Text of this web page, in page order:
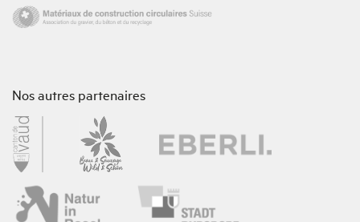
Nos autres partenaires